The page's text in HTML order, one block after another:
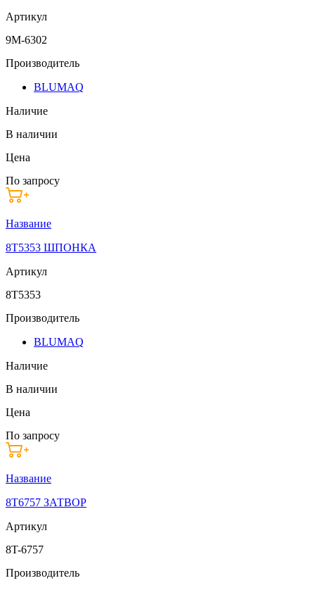
Артикул
9M-6302
Производитель
BLUMAQ
Наличие
В наличии
Цена
По запросу
Название
8T5353 ШПОНКА
Артикул
8T5353
Производитель
BLUMAQ
Наличие
В наличии
Цена
По запросу
Название
8T6757 ЗАТВОР
Артикул
8T-6757
Производитель